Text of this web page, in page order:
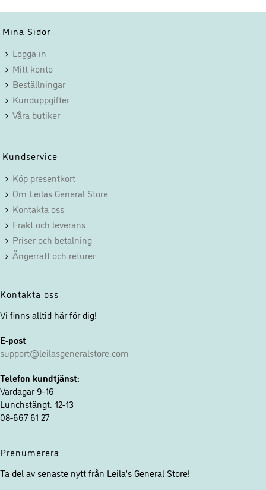
Mina Sidor
Logga in
Mitt konto
Beställningar
Kunduppgifter
Våra butiker
Kundservice
Köp presentkort
Om Leilas General Store
Kontakta oss
Frakt och leverans
Priser och betalning
Ångerrätt och returer
Kontakta oss
Vi finns alltid här för dig!
E-post
support@leilasgeneralstore.com
Telefon kundtjänst:
Vardagar 9-16
Lunchstängt: 12-13
08-667 61 27
Prenumerera
Ta del av senaste nytt från Leila’s General Store!
funktionalitet
från
hemsidan.
Marknadsföring
intressen och ditt
surfar ökar du
chansen att få se
personligt
anpassat innehåll